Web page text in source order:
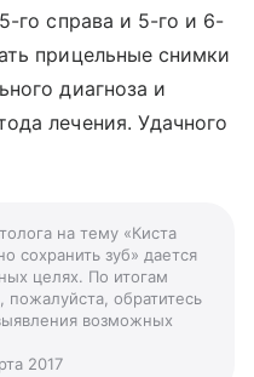
го справа и 5-го и 6-
прицельные снимки
диагноза и
лечения. Удачного
на тему «Киста
сохранить зуб» дается
целях. По итогам
пожалуйста, обратитесь
возможных
2017